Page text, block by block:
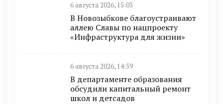
6 августа 2026, 15:03
В Новозыбкове благоустраивают
аллею Славы по нацпроекту
«Инфраструктура для жизни»
6 августа 2026, 14:59
В департаменте образования
обсудили капитальный ремонт
школ и детсадов